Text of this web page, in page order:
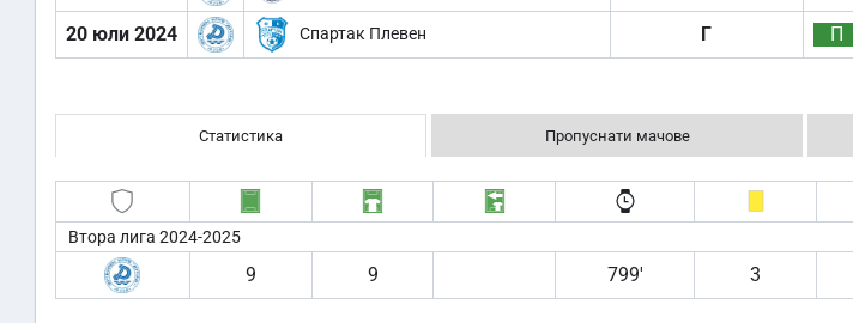
20 юли 2024 Спартак Плевен Г П
Статистика Пропуснати мачове
Втора лига 2024-2025
9 9 799′ 3